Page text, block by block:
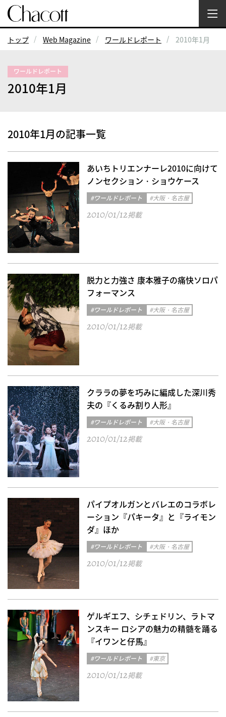
トップ Web Magazine ワールドレポート 2010年1月
ワールドレポート
2010年1月
2010年1月の記事一覧
あいちトリエンナーレ2010に向けて
ノンセクション・ショウケース
#ワールドレポート #大阪・名古屋
2010/01/12掲載
脱力と力強さ 康本雅子の痛快ソロパ
フォーマンス
#ワールドレポート #大阪・名古屋
2010/01/12掲載
クララの夢を巧みに編成した深川秀
夫の『くるみ割り人形』
#ワールドレポート #大阪・名古屋
2010/01/12掲載
パイプオルガンとバレエのコラボレ
ーション『パキータ』と『ライモン
ダ』ほか
#ワールドレポート #大阪・名古屋
2010/01/12掲載
ゲルギエフ、シチェドリン、ラトマ
ンスキー ロシアの魅力の精髄を踊る
『イワンと仔馬』
#ワールドレポート #東京
2010/01/12掲載